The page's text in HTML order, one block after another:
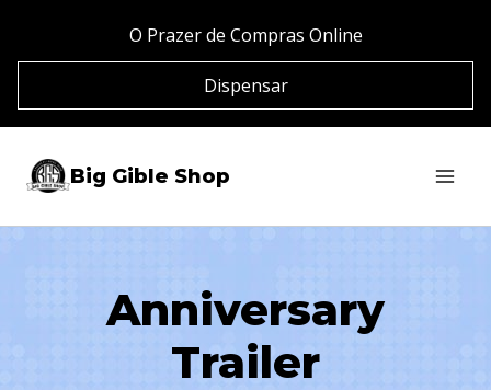
Conteúdo
O Prazer de Compras Online
Dispensar
Big Gible Shop
Anniversary
Trailer